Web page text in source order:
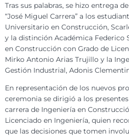
Tras sus palabras, se hizo entrega
“José Miguel Carrera” a los
Universitario en Construcción,
y la distinción Académica Federico
en Construcción con Grado de
Mirko Antonio Arias Trujillo y la
Gestión Industrial, Adonis
En representación de los nuevos
ceremonia se dirigió a los
carrera de Ingeniería en
Licenciado en Ingeniería, quien
que las decisiones que tomen